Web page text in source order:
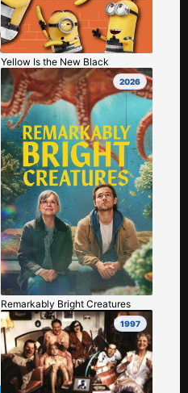
Yellow Is the New Black
2026
Remarkably Bright Creatures
1997